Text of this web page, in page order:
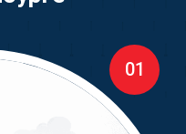
01